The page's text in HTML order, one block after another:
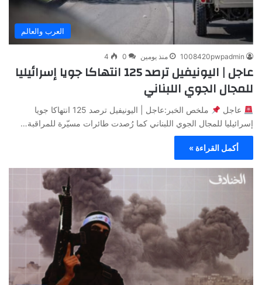
العرب والعالم
1008420pwpadmin منذ يومين 0
4
عاجل | اليونيفيل ترصد 125 انتهاكا جويا إسرائيليا
للمجال الجوي اللبناني
عاجل
ملخص الخبر:عاجل | اليونيفيل ترصد 125 انتهاكا جويا
إسرائيليا للمجال الجوي اللبناني كما رُصدت طائرات مسيّرة للمراقبة…
أكمل القراءة »